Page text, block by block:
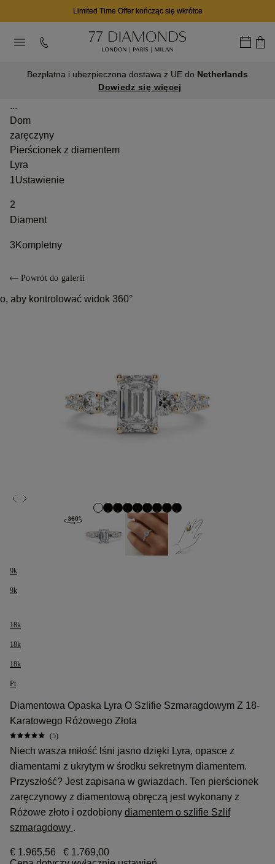
Limited Time Offer kończąc się wkrótce
Bezpłatna i ubezpieczona dostawa z UE do Netherlands
Dowiedz się więcej
...
Dom
zaręczyny
Pierścionek z diamentem
Lyra
1Ustawienie
2
Diament
3 Kompletny
Powrót do galerii
aby kontrolować widok 360°
9k
9k
18k
18k
18k
Pt
Diamentowa Opaska Lyra O Szlifie Szmaragdowym Z 18-
Karatowego Różowego Złota
(5)
Niech wasza miłość lśni jasno dzięki Lyra, opasce z
diamentami z ukrytym w środku sekretnym diamentem.
Przyszłość? Jest zapisana w gwiazdach. Ten pierścionek
zaręczynowy z diamentową obręczą jest wykonany z
Różowe złoto i ozdobiony diamentem o szlifie Szlif
szmaragdowy .
€ 1.965,56
€ 1.769,00